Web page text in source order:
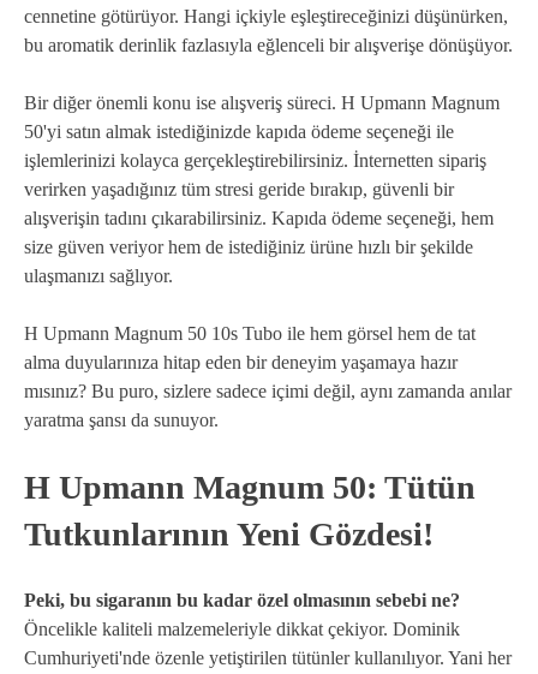
cennetine götürüyor. Hangi içkiyle eşleştireceğinizi düşünürken,
bu aromatik derinlik fazlasıyla eğlenceli bir alışverişe dönüşüyor.
Bir diğer önemli konu ise alışveriş süreci. H Upmann Magnum
50'yi satın almak istediğinizde kapıda ödeme seçeneği ile
işlemlerinizi kolayca gerçekleştirebilirsiniz. İnternetten sipariş
verirken yaşadığınız tüm stresi geride bırakıp, güvenli bir
alışverişin tadını çıkarabilirsiniz. Kapıda ödeme seçeneği, hem
size güven veriyor hem de istediğiniz ürüne hızlı bir şekilde
ulaşmanızı sağlıyor.
H Upmann Magnum 50 10s Tubo ile hem görsel hem de tat
alma duyularınıza hitap eden bir deneyim yaşamaya hazır
mısınız? Bu puro, sizlere sadece içimi değil, aynı zamanda anılar
yaratma şansı da sunuyor.
H Upmann Magnum 50: Tütün
Tutkunlarının Yeni Gözdesi!
Peki, bu sigaranın bu kadar özel olmasının sebebi ne?
Öncelikle kaliteli malzemeleriyle dikkat çekiyor. Dominik
Cumhuriyeti'nde özenle yetiştirilen tütünler kullanılıyor. Yani her